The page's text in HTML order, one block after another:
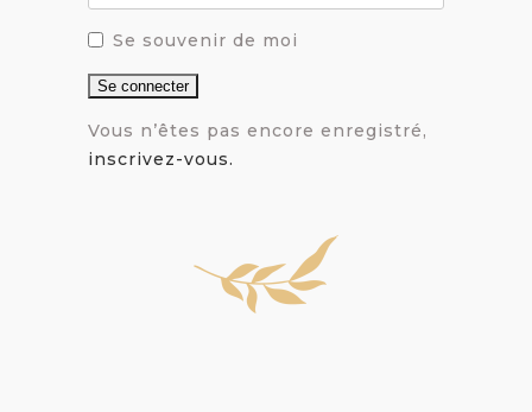
Se souvenir de moi
Vous n’êtes pas encore enregistré,
inscrivez-vous.